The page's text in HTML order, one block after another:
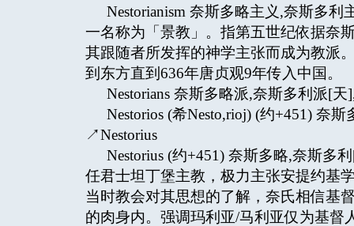
Nestorianism 奈斯多略主义,奈斯多
一名称为「景教」。指第五世纪依据奈
其跟随者所发挥的神学主张而成为教派
到东方直到636年唐贞观9年传入中国。
Nestorians 奈斯多略派,奈斯多利派[
Nestorios (希Nesto,rioj) (约+451) 奈
↗Nestorius
Nestorius (约+451) 奈斯多略,奈斯多
任君士坦丁堡主教，极力主张安提约基
当时教会对其思想的了解，奈氏相信基
的肉身内。强调玛利亚/马利亚仅为基督